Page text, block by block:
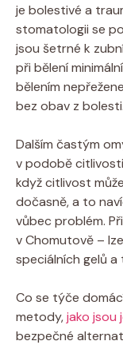
je bolestivé a
stomatologii se
jsou šetrné k
při bělení
bělením
bez obav z bolesti.
Dalším častým
v podobě
když citlivost
dočasně, a to
vůbec problém.
v Chomutově –
speciálních gelů a
Co se týče
metody,jako jsou
bezpečné